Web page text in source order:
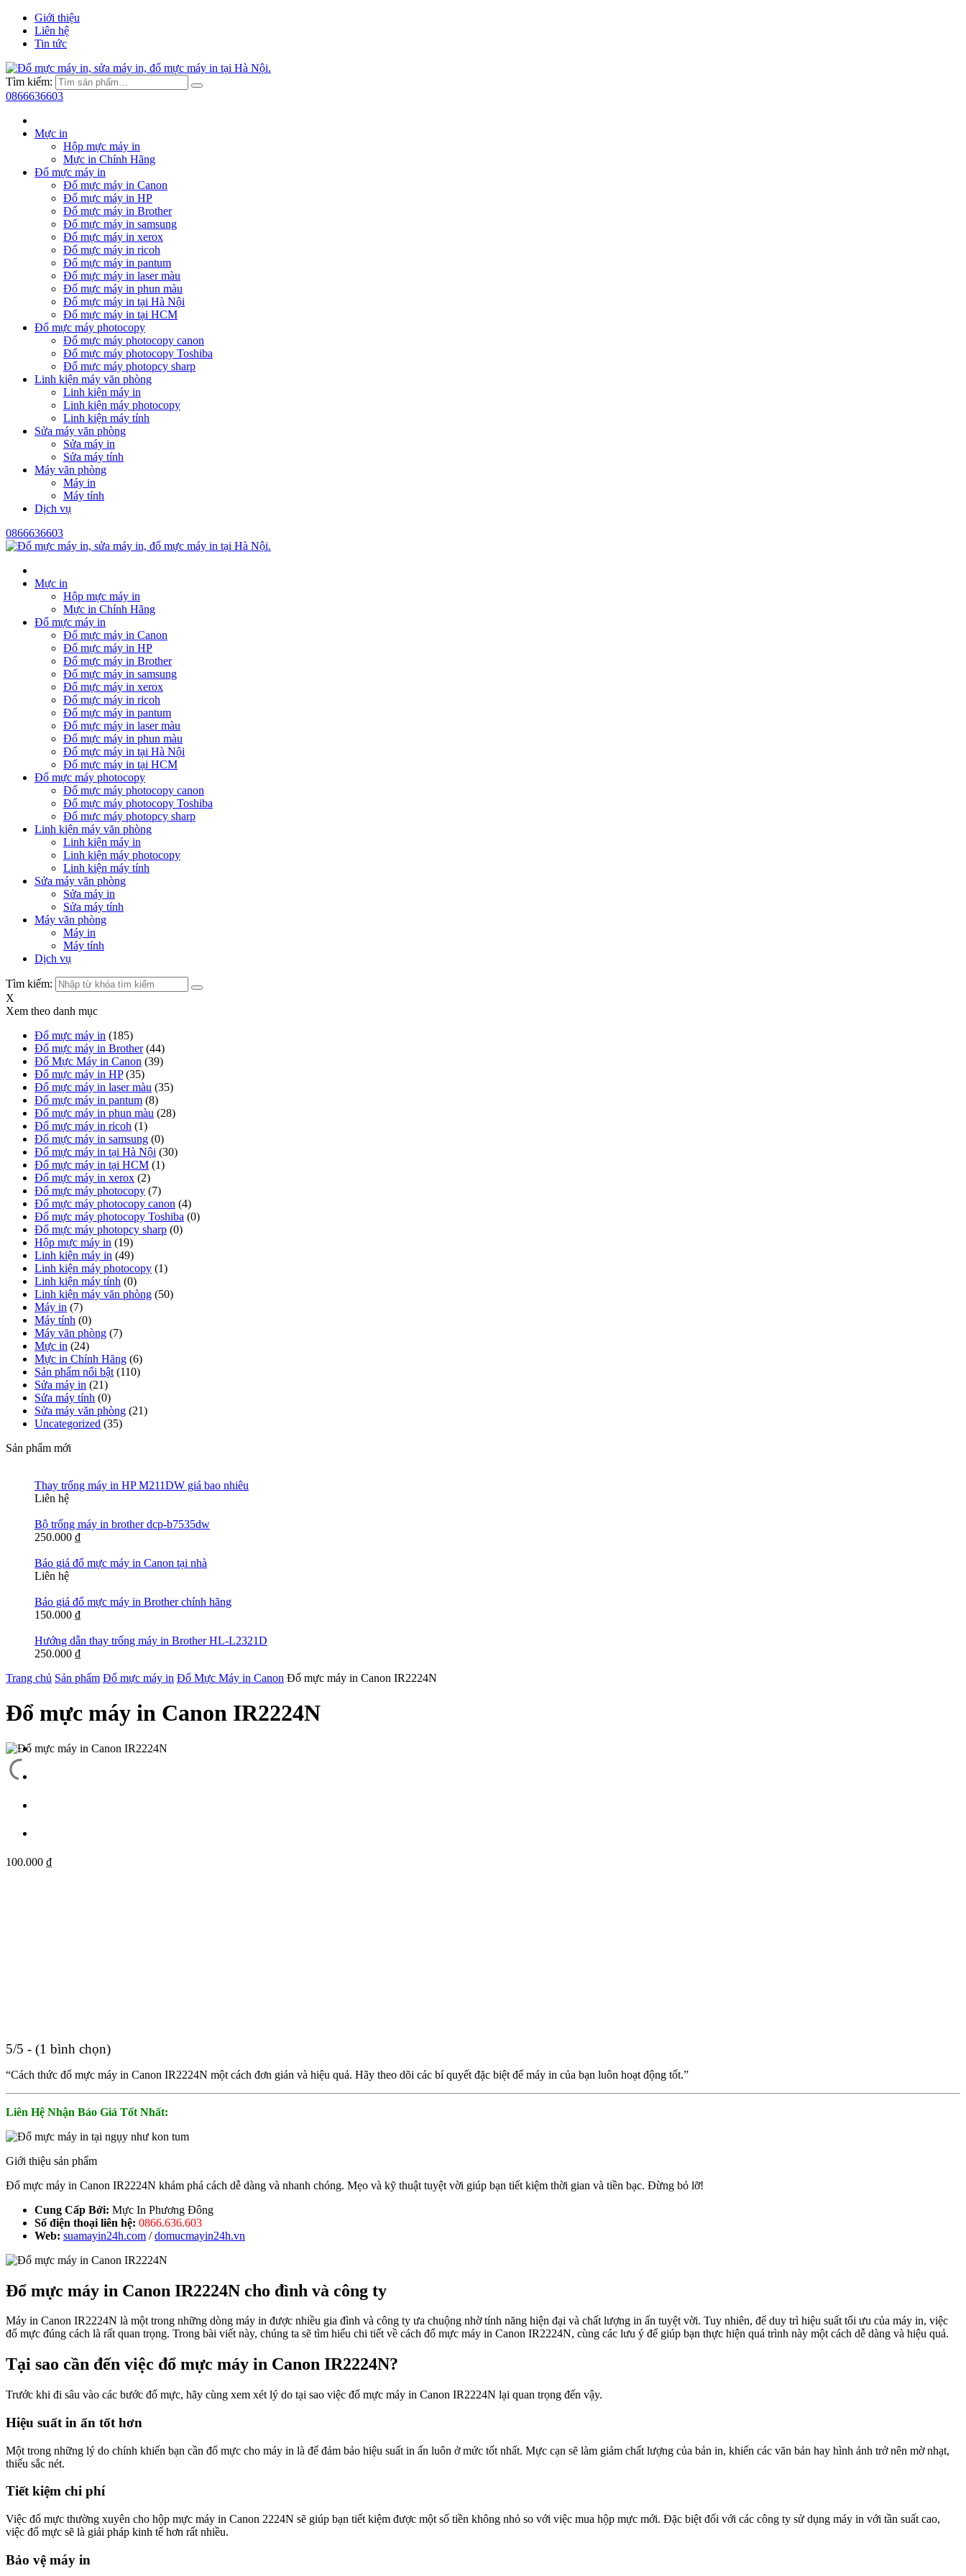
Giới thiệu
Liên hệ
Tin tức
Tìm kiếm:
0866636603
Mực in
Hộp mực máy in
Mực in Chính Hãng
Đổ mực máy in
Đổ mực máy in Canon
Đổ mực máy in HP
Đổ mực máy in Brother
Đổ mực máy in samsung
Đổ mực máy in xerox
Đổ mực máy in ricoh
Đổ mực máy in pantum
Đổ mực máy in laser màu
Đổ mực máy in phun màu
Đổ mực máy in tại Hà Nội
Đổ mực máy in tại HCM
Đổ mực máy photocopy
Đổ mực máy photocopy canon
Đổ mực máy photocopy Toshiba
Đổ mực máy photopcy sharp
Linh kiện máy văn phòng
Linh kiện máy in
Linh kiện máy photocopy
Linh kiện máy tính
Sửa máy văn phòng
Sửa máy in
Sửa máy tính
Máy văn phòng
Máy in
Máy tính
Dịch vụ
0866636603
Mực in
Hộp mực máy in
Mực in Chính Hãng
Đổ mực máy in
Đổ mực máy in Canon
Đổ mực máy in HP
Đổ mực máy in Brother
Đổ mực máy in samsung
Đổ mực máy in xerox
Đổ mực máy in ricoh
Đổ mực máy in pantum
Đổ mực máy in laser màu
Đổ mực máy in phun màu
Đổ mực máy in tại Hà Nội
Đổ mực máy in tại HCM
Đổ mực máy photocopy
Đổ mực máy photocopy canon
Đổ mực máy photocopy Toshiba
Đổ mực máy photopcy sharp
Linh kiện máy văn phòng
Linh kiện máy in
Linh kiện máy photocopy
Linh kiện máy tính
Sửa máy văn phòng
Sửa máy in
Sửa máy tính
Máy văn phòng
Máy in
Máy tính
Dịch vụ
Tìm kiếm:
X
Xem theo danh mục
Đổ mực máy in (185)
Đổ mực máy in Brother (44)
Đổ Mực Máy in Canon (39)
Đổ mực máy in HP (35)
Đổ mực máy in laser màu (35)
Đổ mực máy in pantum (8)
Đổ mực máy in phun màu (28)
Đổ mực máy in ricoh (1)
Đổ mực máy in samsung (0)
Đổ mực máy in tại Hà Nội (30)
Đổ mực máy in tại HCM (1)
Đổ mực máy in xerox (2)
Đổ mực máy photocopy (7)
Đổ mực máy photocopy canon (4)
Đổ mực máy photocopy Toshiba (0)
Đổ mực máy photopcy sharp (0)
Hộp mực máy in (19)
Linh kiện máy in (49)
Linh kiện máy photocopy (1)
Linh kiện máy tính (0)
Linh kiện máy văn phòng (50)
Máy in (7)
Máy tính (0)
Máy văn phòng (7)
Mực in (24)
Mực in Chính Hãng (6)
Sản phẩm nổi bật (110)
Sửa máy in (21)
Sửa máy tính (0)
Sửa máy văn phòng (21)
Uncategorized (35)
Sản phẩm mới
Thay trống máy in HP M211DW giá bao nhiêu
Liên hệ
Bộ trống máy in brother dcp-b7535dw
250.000 ₫
Báo giá đổ mực máy in Canon tại nhà
Liên hệ
Báo giá đổ mực máy in Brother chính hãng
150.000 ₫
Hướng dẫn thay trống máy in Brother HL-L2321D
250.000 ₫
Trang chủ Sản phẩm Đổ mực máy in Đổ Mực Máy in Canon Đổ mực máy in Canon IR2224N
Đổ mực máy in Canon IR2224N
100.000 ₫
5/5 - (1 bình chọn)
“Cách thức đổ mực máy in Canon IR2224N một cách đơn giản và hiệu quả. Hãy theo dõi các bí quyết đặc biệt để máy in của bạn luôn hoạt động tốt.”
Liên Hệ Nhận Báo Giá Tốt Nhất:
Giới thiệu sản phẩm
Đổ mực máy in Canon IR2224N khám phá cách dễ dàng và nhanh chóng. Mẹo và kỹ thuật tuyệt vời giúp bạn tiết kiệm thời gian và tiền bạc. Đừng bỏ lỡ!
Cung Cấp Bởi: Mực In Phương Đông
Số điện thoại liên hệ: 0866.636.603
Web: suamayin24h.com /domucmayin24h.vn
Đổ mực máy in Canon IR2224N cho đình và công ty
Máy in Canon IR2224N là một trong những dòng máy in được nhiều gia đình và công ty ưa chuộng nhờ tính năng hiện đại và chất lượng in ấn tuyệt vời. Tuy nhiên, để duy trì hiệu suất tối ưu của máy in, việc
đổ mực đúng cách là rất quan trọng. Trong bài viết này, chúng ta sẽ tìm hiểu chi tiết về cách đổ mực máy in Canon IR2224N, cùng các lưu ý để giúp bạn thực hiện quá trình này một cách dễ dàng và hiệu quả.
Tại sao cần đến việc đổ mực máy in Canon IR2224N?
Trước khi đi sâu vào các bước đổ mực, hãy cùng xem xét lý do tại sao việc đổ mực máy in Canon IR2224N lại quan trọng đến vậy.
Hiệu suất in ấn tốt hơn
Một trong những lý do chính khiến bạn cần đổ mực cho máy in là để đảm bảo hiệu suất in ấn luôn ở mức tốt nhất. Mực cạn sẽ làm giảm chất lượng của bản in, khiến các văn bản hay hình ảnh trở nên mờ nhạt,
thiếu sắc nét.
Tiết kiệm chi phí
Việc đổ mực thường xuyên cho hộp mực máy in Canon 2224N sẽ giúp bạn tiết kiệm được một số tiền không nhỏ so với việc mua hộp mực mới. Đặc biệt đối với các công ty sử dụng máy in với tần suất cao,
việc đổ mực sẽ là giải pháp kinh tế hơn rất nhiều.
Bảo vệ máy in